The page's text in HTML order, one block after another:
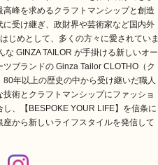
高峰を求めるクラフトマンシップと創造
に受け継ぎ、政財界や芸術家など国内外
じめとして、多くの方々に愛されていま
な GINZA TAILOR が手掛ける新しいオー
ツブランドの Ginza Tailor CLOTHO（ク
80年以上の歴史の中から受け継いだ職人
技術とクラフトマンシップにファッショ
し、【BESPOKE YOUR LIFE】を信条に
座から新しいライフスタイルを発信して